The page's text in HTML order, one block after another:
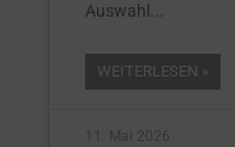
Auswahl
WEITERLESEN »
11. Mai 2026